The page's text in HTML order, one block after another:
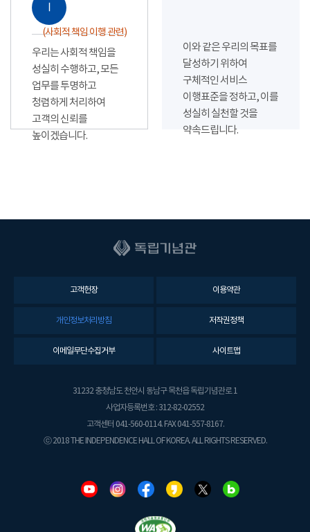
Ⅰ
(사회적 책임 이행 관련)
우리는 사회적 책임을
성실히 수행하고, 모든
업무를 투명하고
청렴하게 처리하여
고객의 신뢰를
높이겠습니다.
이와 같은 우리의 목표를
달성하기 위하여
구체적인 서비스
이행표준을 정하고, 이를
성실히 실천할 것을
약속드립니다.
고객헌장 이용약관
개인정보처리방침 저작권정책
이메일무단수집거부 사이트맵
31232 충청남도 천안시 동남구 목천읍 독립기념관로 1
사업자등록번호 : 312-82-02552
고객센터 041-560-0114. FAX 041-557-8167.
ⓒ 2018 THE INDEPENDENCE HALL OF KOREA. ALL RIGHTS RESERVED.